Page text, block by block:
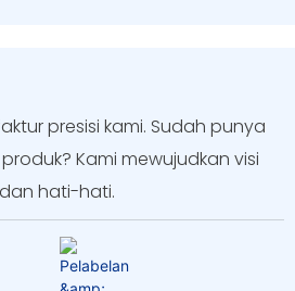
presisi kami. Sudah punya
Kami mewujudkan visi
hati-hati.